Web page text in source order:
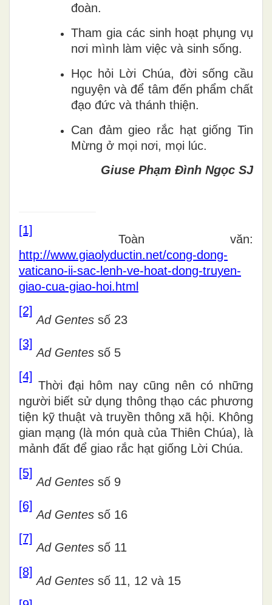
đoàn.
Tham gia các sinh hoạt phụng vụ
nơi mình làm việc và sinh sống.
Học hỏi Lời Chúa, đời sống cầu
nguyện và để tâm đến phẩm chất
đạo đức và thánh thiện.
Can đảm gieo rắc hạt giống Tin
Mừng ở mọi nơi, mọi lúc.
Giuse Phạm Đình Ngọc SJ
[1]
Toàn văn:
http://www.giaolyductin.net/cong-dong-
vaticano-ii-sac-lenh-ve-hoat-dong-truyen-
giao-cua-giao-hoi.html
[2]
Ad Gentes số 23
[3]
Ad Gentes số 5
[4]
Thời đại hôm nay cũng nên có những
người biết sử dụng thông thạo các phương
tiện kỹ thuật và truyền thông xã hội. Không
gian mạng (là món quà của Thiên Chúa), là
mảnh đất để giao rắc hạt giống Lời Chúa.
[5]
Ad Gentes số 9
[6]
Ad Gentes số 16
[7]
Ad Gentes số 11
[8]
Ad Gentes số 11, 12 và 15